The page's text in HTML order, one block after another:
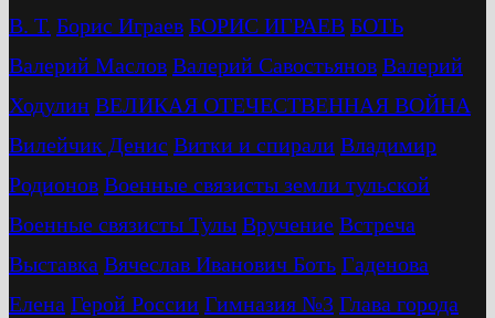
В. Т. Бориc Играев БОРИС ИГРАЕВ БОТЬ
Валерий Маслов Валерий Савостьянов Валерий
Ходулин ВЕЛИКАЯ ОТЕЧЕСТВЕННАЯ ВОЙНА
Вилейчик Денис Витки и спирали Владимир
Родионов Военные связисты земли тульской
Военные связисты Тулы Вручение Встреча
Выставка Вячеслав Иванович Боть Гаденова
Елена Герой России Гимназия №3 Глава города